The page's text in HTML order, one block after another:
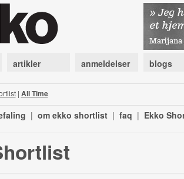
artikler anmeldelser blogs
| All Time
| om ekko shortlist | faq | Ekko